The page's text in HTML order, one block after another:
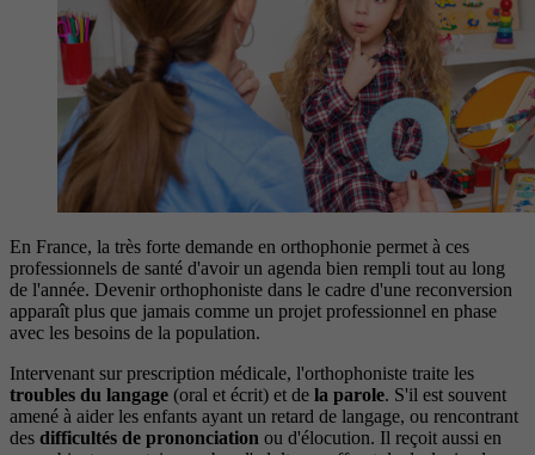
En France, la très forte demande en orthophonie permet à ces
professionnels de santé d'avoir un agenda bien rempli tout au long
de l'année. Devenir orthophoniste dans le cadre d'une reconversion
apparaît plus que jamais comme un projet professionnel en phase
avec les besoins de la population.
Intervenant sur prescription médicale, l'orthophoniste traite les
troubles du langage (oral et écrit) et de la parole. S'il est souvent
amené à aider les enfants ayant un retard de langage, ou rencontrant
des difficultés de prononciation ou d'élocution. Il reçoit aussi en